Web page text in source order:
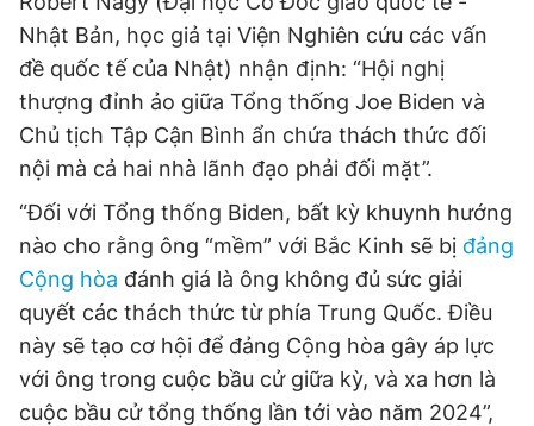
Nhật Bản, học giả tại Viện Nghiên cứu các vấn
đề quốc tế của Nhật) nhận định: “Hội nghị
thượng đỉnh ảo giữa Tổng thống Joe Biden và
Chủ tịch Tập Cận Bình ẩn chứa thách thức đối
nội mà cả hai nhà lãnh đạo phải đối mặt”.
“Đối với Tổng thống Biden, bất kỳ khuynh hướng
nào cho rằng ông “mềm” với Bắc Kinh sẽ bị đảng
Cộng hòa đánh giá là ông không đủ sức giải
quyết các thách thức từ phía Trung Quốc. Điều
này sẽ tạo cơ hội để đảng Cộng hòa gây áp lực
với ông trong cuộc bầu cử giữa kỳ, và xa hơn là
cuộc bầu cử tổng thống lần tới vào năm 2024”,